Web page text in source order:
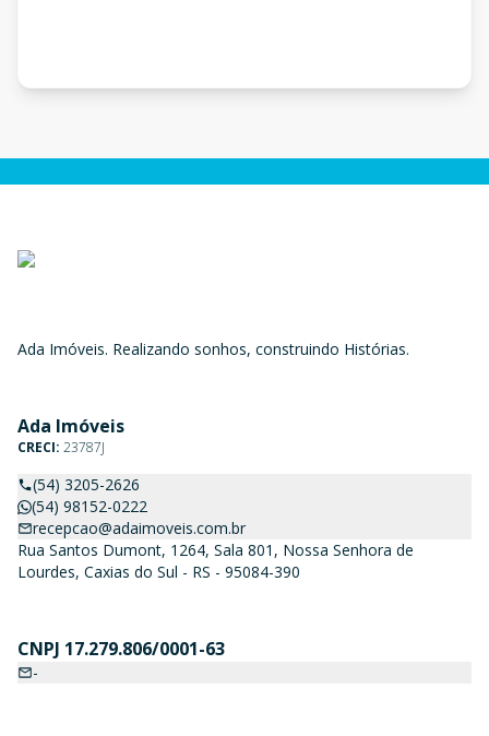
Ada Imóveis. Realizando sonhos, construindo Histórias.
Ada Imóveis
CRECI: 23787J
(54) 3205-2626
(54) 98152-0222
recepcao@adaimoveis.com.br
Rua Santos Dumont, 1264, Sala 801, Nossa Senhora de
Lourdes, Caxias do Sul - RS - 95084-390
CNPJ 17.279.806/0001-63
-